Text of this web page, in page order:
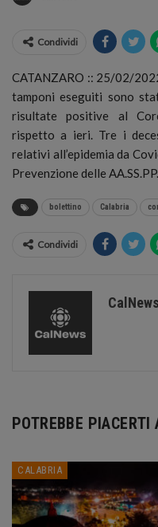
Condividi
CATANZARO :: 25/02/
tamponi eseguiti sono
risultate positive al
rispetto a ieri. Tre i
relativi all’epidemia da
Prevenzione delle
bolettino Calabria
Condividi
CalNews
POTREBBE PIACERTI
CALABRIA